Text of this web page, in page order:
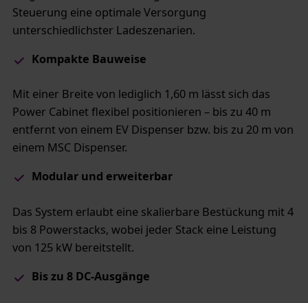
Steuerung eine optimale Versorgung
unterschiedlichster Ladeszenarien.
Kompakte Bauweise
Mit einer Breite von lediglich 1,60 m lässt sich das
Power Cabinet flexibel positionieren – bis zu 40 m
entfernt von einem EV Dispenser bzw. bis zu 20 m von
einem MSC Dispenser.
Modular und erweiterbar
Das System erlaubt eine skalierbare Bestückung mit 4
bis 8 Powerstacks, wobei jeder Stack eine Leistung
von 125 kW bereitstellt.
Bis zu 8 DC-Ausgänge